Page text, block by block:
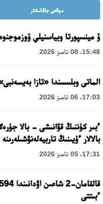
سوڭعى جاڭالىقتار
ۆ مينسپورتا وبياسنيلي
15:48، 08 تامىز 2026
الماتى وبلىسىندا «تازا بەيسەنبى»: 510 توننا قوقىس
17:03، 06 تامىز 2026
ءبىر كۇننىڭ قۋانىشى - بالا
بالالار ءۇيىنىڭ
17:31، 05 تامىز 2026
ءبىتتى